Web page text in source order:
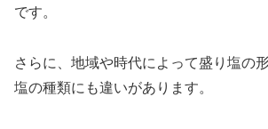
です。
さらに、地域や時代によって盛り塩の
塩の種類にも違いがあります。